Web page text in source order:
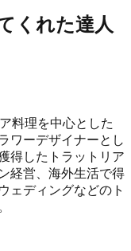
くれた達人
料理を中心とした
ワーデザイナーとし
得したトラットリア
経営、海外生活で得
ェディングなどのト